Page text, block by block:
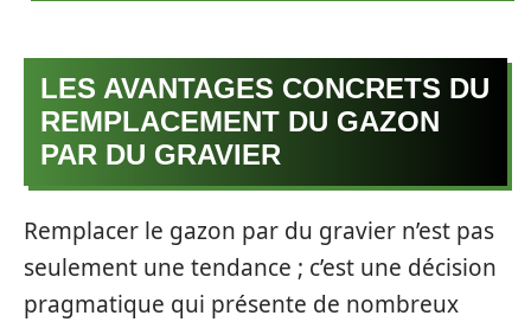
LES AVANTAGES CONCRETS DU
REMPLACEMENT DU GAZON
PAR DU GRAVIER
Remplacer le gazon par du gravier n’est pas
seulement une tendance ; c’est une décision
pragmatique qui présente de nombreux